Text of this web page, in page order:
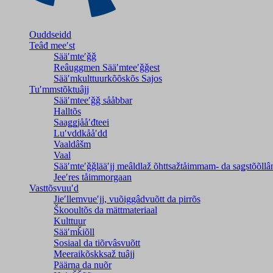
Ouddseidd
Teâđ meeʹst
Sääʹmteʹǧǧ
Reâuggmen Sääʹmteeʹǧǧest
Sääʹmkulttuurkõõskõs Sajos
Tuʹmmstõktuâjj
Sääʹmteeʹǧǧ sååbbar
Halltõs
Saaǥǥjååʹđteei
Luʹvddkååʹdd
Vaaldâšm
Vaal
Sääʹmteʹǧǧlääʹjj meâldlaž õhttsažtåimmam- da
Jeeʹres tåimmorgaan
Vasttõsvuuʹd
Jieʹllemvueʹjj, vuõiggâdvuõtt da pirrõs
Škooultõs da mättmateriaal
Kulttuur
Sääʹmǩiõll
Sosiaal da tiõrvâsvuõtt
Meeraikõskksaž tuâjj
Päärna da nuõr